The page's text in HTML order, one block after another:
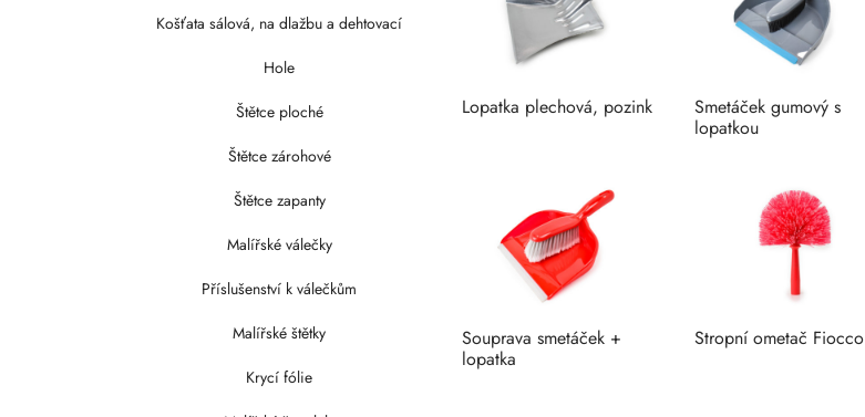
Košťata sálová, na dlažbu a dehtovací
Hole
Štětce ploché
Štětce zárohové
Štětce zapanty
Malířské válečky
Příslušenství k válečkům
Malířské štětky
Krycí fólie
Lopatka plechová, pozink
Smetáček gumový s
lopatkou
Souprava smetáček +
lopatka
Stropní ometač Fiocco